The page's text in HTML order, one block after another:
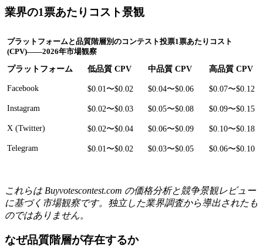
業界の1票あたりコスト景観
プラットフォームと品質階層別のコンテスト投票1票あたりコスト
(CPV)――2026年市場観察
プラットフォーム 低品質 CPV 中品質 CPV 高品質 CPV
Facebook $0.01〜$0.02 $0.04〜$0.06 $0.07〜$0.12
Instagram $0.02〜$0.03 $0.05〜$0.08 $0.09〜$0.15
X (Twitter) $0.02〜$0.04 $0.06〜$0.09 $0.10〜$0.18
Telegram $0.01〜$0.02 $0.03〜$0.05 $0.06〜$0.10
これらは Buyvotescontest.com の価格分析と競争景観レビュー
に基づく市場観察です。独立した業界調査から導出されたも
のではありません。
なぜ品質階層が存在するか